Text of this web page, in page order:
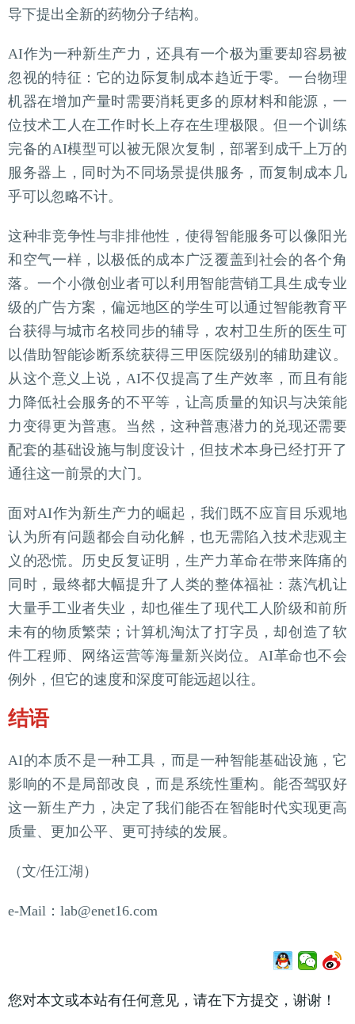
导下提出全新的药物分子结构。
AI作为一种新生产力，还具有一个极为重要却容易被
忽视的特征：它的边际复制成本趋近于零。一台物理
机器在增加产量时需要消耗更多的原材料和能源，一
位技术工人在工作时长上存在生理极限。但一个训练
完备的AI模型可以被无限次复制，部署到成千上万的
服务器上，同时为不同场景提供服务，而复制成本几
乎可以忽略不计。
这种非竞争性与非排他性，使得智能服务可以像阳光
和空气一样，以极低的成本广泛覆盖到社会的各个角
落。一个小微创业者可以利用智能营销工具生成专业
级的广告方案，偏远地区的学生可以通过智能教育平
台获得与城市名校同步的辅导，农村卫生所的医生可
以借助智能诊断系统获得三甲医院级别的辅助建议。
从这个意义上说，AI不仅提高了生产效率，而且有能
力降低社会服务的不平等，让高质量的知识与决策能
力变得更为普惠。当然，这种普惠潜力的兑现还需要
配套的基础设施与制度设计，但技术本身已经打开了
通往这一前景的大门。
面对AI作为新生产力的崛起，我们既不应盲目乐观地
认为所有问题都会自动化解，也无需陷入技术悲观主
义的恐慌。历史反复证明，生产力革命在带来阵痛的
同时，最终都大幅提升了人类的整体福祉：蒸汽机让
大量手工业者失业，却也催生了现代工人阶级和前所
未有的物质繁荣；计算机淘汰了打字员，却创造了软
件工程师、网络运营等海量新兴岗位。AI革命也不会
例外，但它的速度和深度可能远超以往。
结语
AI的本质不是一种工具，而是一种智能基础设施，它
影响的不是局部改良，而是系统性重构。能否驾驭好
这一新生产力，决定了我们能否在智能时代实现更高
质量、更加公平、更可持续的发展。
（文/任江湖）
e-Mail：lab@enet16.com
您对本文或本站有任何意见，请在下方提交，谢谢！